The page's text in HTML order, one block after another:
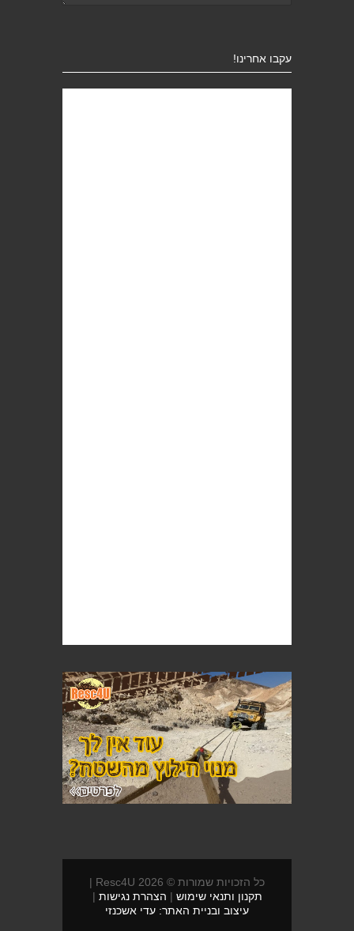
עקבו אחרינו!
כל הזכויות שמורות © 2026 Resc4U |
תקנון ותנאי שימוש | הצהרת נגישות |
עיצוב ובניית האתר: עדי אשכנזי